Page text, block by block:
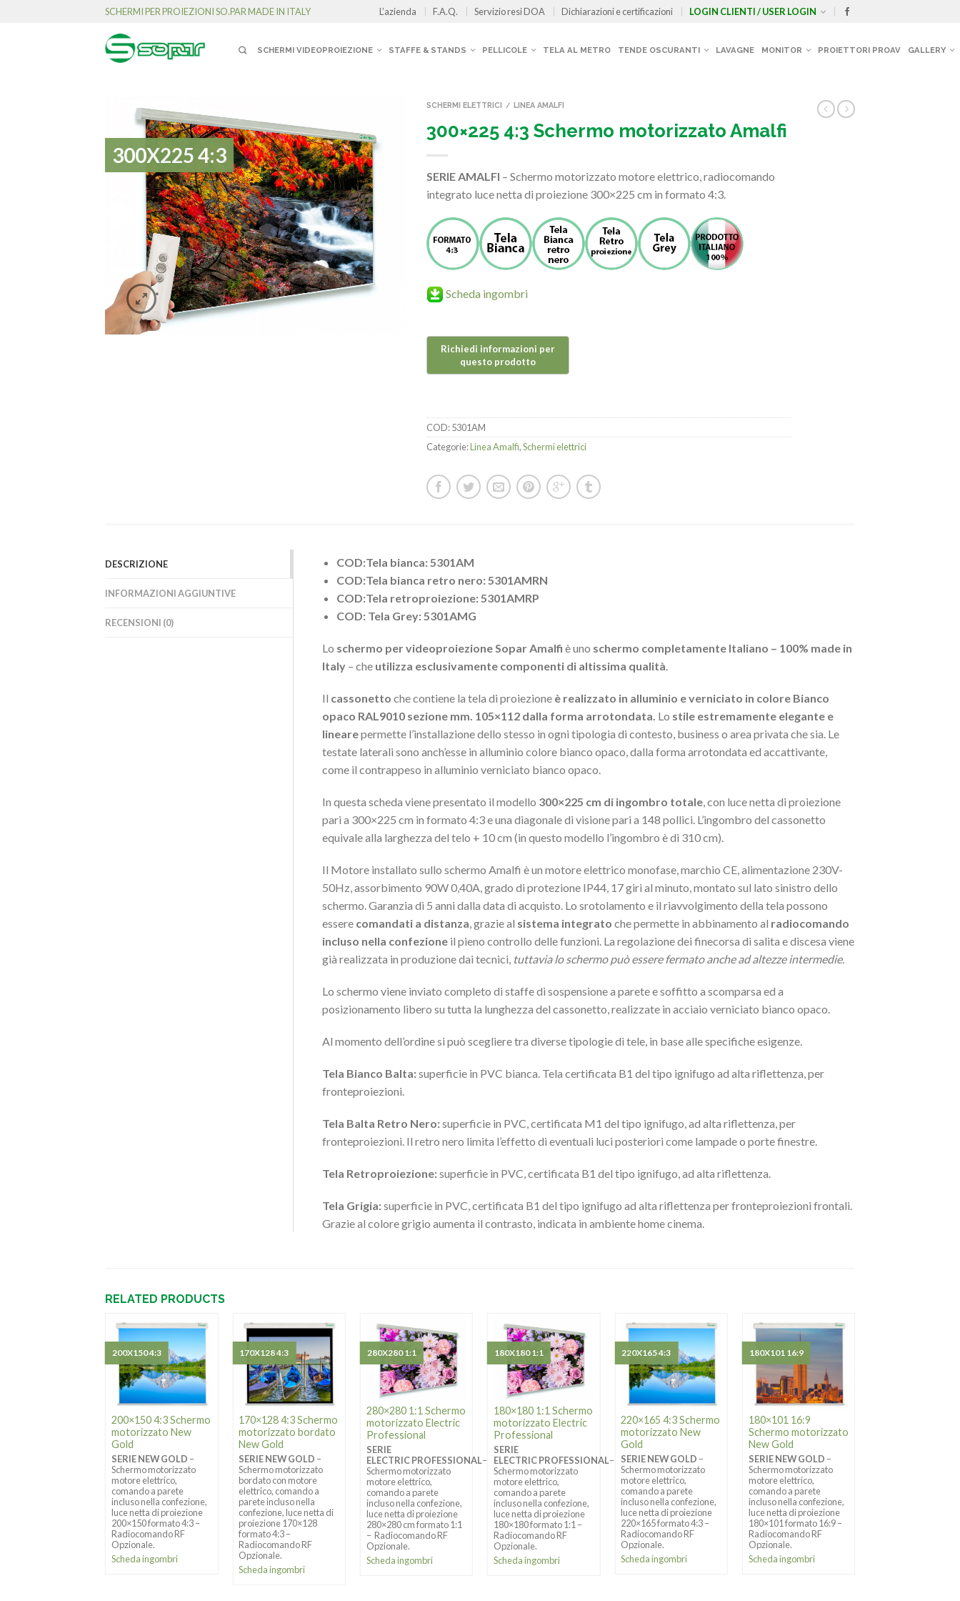
SCHERMI PER PROIEZIONI SO.PAR MADE IN ITALY L’azienda F.A.Q. Servizio resi DOA Dichiarazioni e certificazioni LOGIN CLIENTI / USER LOGIN
SCHERMI VIDEOPROIEZIONE STAFFE & STANDS PELLICOLE TELA AL METRO TENDE OSCURANTI LAVAGNE MONITOR PROIETTORI PROAV GALLERY
300X225 4:3
SCHERMI ELETTRICI / LINEA AMALFI
300×225 4:3 Schermo motorizzato Amalfi
SERIE AMALFI – Schermo motorizzato motore elettrico, radiocomando
integrato luce netta di proiezione 300×225 cm in formato 4:3.
Scheda ingombri
COD:5301AM
Categorie:Linea Amalfi,Schermi elettrici
DESCRIZIONE
INFORMAZIONI AGGIUNTIVE
RECENSIONI (0)
COD:Tela bianca: 5301AM
COD:Tela bianca retro nero: 5301AMRN
COD:Tela retroproiezione: 5301AMRP
COD: Tela Grey: 5301AMG
Lo schermo per videoproiezione Sopar Amalfi è uno schermo completamente Italiano – 100% made in
Italy– che utilizza esclusivamente componenti di altissima qualità.
Il cassonetto che contiene la tela di proiezione è realizzato in alluminio e verniciato in colore Bianco
opaco RAL9010 sezione mm. 105×112 dalla forma arrotondata. Lo stile estremamente elegante e
linearepermette l’installazione dello stesso in ogni tipologia di contesto, business o area privata che sia. Le
testate laterali sono anch’esse in alluminio colore bianco opaco, dalla forma arrotondata ed accattivante,
come il contrappeso in alluminio verniciato bianco opaco.
In questa scheda viene presentato il modello 300×225 cm di ingombro totale, con luce netta di proiezione
pari a 300×225 cm in formato 4:3 e una diagonale di visione pari a 148 pollici. L’ingombro del cassonetto
equivale alla larghezza del telo + 10 cm (in questo modello l’ingombro è di 310 cm).
Il Motore installato sullo schermo Amalfi è un motore elettrico monofase, marchio CE, alimentazione 230V-
50Hz, assorbimento 90W 0,40A, grado di protezione IP44, 17 giri al minuto, montato sul lato sinistro dello
schermo. Garanzia di 5 anni dalla data di acquisto. Lo srotolamento e il riavvolgimento della tela possono
essere comandati a distanza, grazie al sistema integrato che permette in abbinamento al radiocomando
incluso nella confezioneil pieno controllo delle funzioni. La regolazione dei finecorsa di salita e discesa viene
già realizzata in produzione dai tecnici, tuttavia lo schermo può essere fermato anche ad altezze intermedie.
Lo schermo viene inviato completo di staffe di sospensione a parete e soffitto a scomparsa ed a
posizionamento libero su tutta la lunghezza del cassonetto, realizzate in acciaio verniciato bianco opaco.
Al momento dell’ordine si può scegliere tra diverse tipologie di tele, in base alle specifiche esigenze.
Tela Bianco Balta:superficie in PVC bianca. Tela certificata B1 del tipo ignifugo ad alta riflettenza, per
fronteproiezioni.
Tela Balta Retro Nero:superficie in PVC, certificata M1 del tipo ignifugo, ad alta riflettenza, per
fronteproiezioni. Il retro nero limita l’effetto di eventuali luci posteriori come lampade o porte finestre.
Tela Retroproiezione:superficie in PVC, certificata B1 del tipo ignifugo, ad alta riflettenza.
Tela Grigia:superficie in PVC, certificata B1 del tipo ignifugo ad alta riflettenza per fronteproiezioni frontali.
Grazie al colore grigio aumenta il contrasto, indicata in ambiente home cinema.
RELATED PRODUCTS
200×150 4:3 Schermo
motorizzato New
Gold
SERIE NEW GOLD –
Schermo motorizzato
motore elettrico,
comando a parete
incluso nella confezione,
luce netta di proiezione
200×150 formato 4:3 –
Radiocomando RF
Opzionale.
Scheda ingombri
200X150 4:3
170×128 4:3 Schermo
motorizzato bordato
New Gold
SERIE NEW GOLD –
Schermo motorizzato
bordato con motore
elettrico, comando a
parete incluso nella
confezione, luce netta di
proiezione 170×128
formato 4:3 –
Radiocomando RF
Opzionale.
Scheda ingombri
170X128 4:3
280×280 1:1 Schermo
motorizzato Electric
Professional
SERIE
ELECTRIC PROFESSIONAL–
Schermo motorizzato
motore elettrico,
comando a parete
incluso nella confezione,
luce netta di proiezione
280×280 cm formato 1:1
– Radiocomando RF
Opzionale.
Scheda ingombri
280X280 1:1
180×180 1:1 Schermo
motorizzato Electric
Professional
SERIE
ELECTRIC PROFESSIONAL–
Schermo motorizzato
motore elettrico,
comando a parete
incluso nella confezione,
luce netta di proiezione
180×180 formato 1:1 –
Radiocomando RF
Opzionale.
Scheda ingombri
180X180 1:1
220×165 4:3 Schermo
motorizzato New
Gold
SERIE NEW GOLD –
Schermo motorizzato
motore elettrico,
comando a parete
incluso nella confezione,
luce netta di proiezione
220×165 formato 4:3 –
Radiocomando RF
Opzionale.
Scheda ingombri
220X165 4:3
180×101 16:9
Schermo motorizzato
New Gold
SERIE NEW GOLD –
Schermo motorizzato
motore elettrico,
comando a parete
incluso nella confezione,
luce netta di proiezione
180×101 formato 16:9 –
Radiocomando RF
Opzionale.
Scheda ingombri
180X101 16:9